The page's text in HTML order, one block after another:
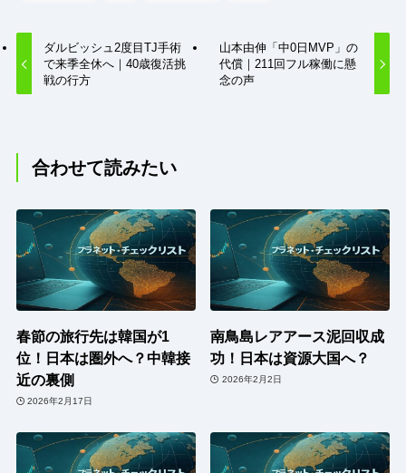
ダルビッシュ2度目TJ手術
で来季全休へ｜40歳復活挑
戦の行方
山本由伸「中0日MVP」の
代償｜211回フル稼働に懸
念の声
合わせて読みたい
春節の旅行先は韓国が1
位！日本は圏外へ？中韓接
近の裏側
2026年2月17日
南鳥島レアアース泥回収成
功！日本は資源大国へ？
2026年2月2日